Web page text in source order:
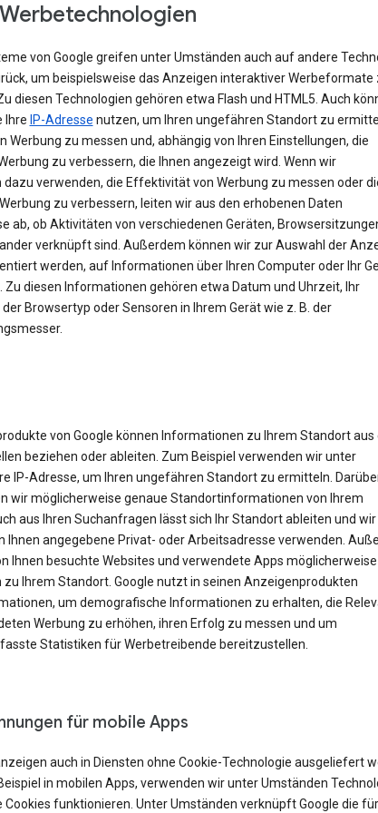
von Google greifen unter Umständen auch auf andere
um beispielsweise das Anzeigen interaktiver Werbeformate
diesen Technologien gehören etwa Flash und HTML5. Auch
Ihre IP-Adresse nutzen, um Ihren ungefähren Standort zu
Werbung zu messen und, abhängig von Ihren Einstellungen, die
zu verbessern, die Ihnen angezeigt wird. Wenn wir
dazu verwenden, die Effektivität von Werbung zu messen oder
zu verbessern, leiten wir aus den erhobenen Daten
ab, ob Aktivitäten von verschiedenen Geräten,
verknüpft sind. Außerdem können wir zur Auswahl der
werden, auf Informationen über Ihren Computer oder Ihr
Zu diesen Informationen gehören etwa Datum und Uhrzeit, Ihr
Browsertyp oder Sensoren in Ihrem Gerät wie z. B. der
von Google können Informationen zu Ihrem Standort aus
beziehen oder ableiten. Zum Beispiel verwenden wir unter
IP-Adresse, um Ihren ungefähren Standort zu ermitteln.
wir möglicherweise genaue Standortinformationen von Ihrem
aus Ihren Suchanfragen lässt sich Ihr Standort ableiten und wir
Ihnen angegebene Privat- oder Arbeitsadresse verwenden.
Ihnen besuchte Websites und verwendete Apps möglicherweise
zu Ihrem Standort. Google nutzt in seinen Anzeigenprodukten
um demografische Informationen zu erhalten, die
Werbung zu erhöhen, ihren Erfolg zu messen und um
Statistiken für Werbetreibende bereitzustellen.
für mobile Apps
auch in Diensten ohne Cookie-Technologie ausgeliefert
in mobilen Apps, verwenden wir unter Umständen
Cookies funktionieren. Unter Umständen verknüpft Google die für